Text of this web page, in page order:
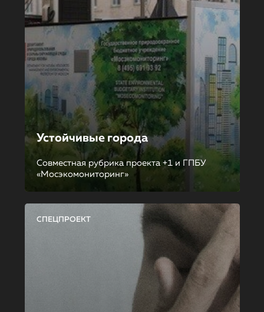
Устойчивые города
Совместная рубрика проекта +1 и ГПБУ
«Мосэкомониторинг»
СПЕЦПРОЕКТ